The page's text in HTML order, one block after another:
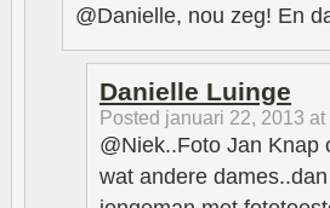
@Danielle, nou zeg! En
Danielle Luinge
Posted januari 22, 2013 at
@Niek..Foto Jan Knap
wat andere